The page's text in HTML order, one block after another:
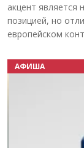
акцент является
позицией, но
европейском
АФИША